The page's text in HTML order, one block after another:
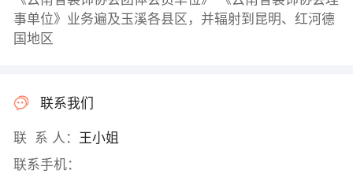
事单位》业务遍及玉溪各县区，并辐射到昆明、红河德
国地区
联系我们
联 系 人： 王小姐
联系手机：